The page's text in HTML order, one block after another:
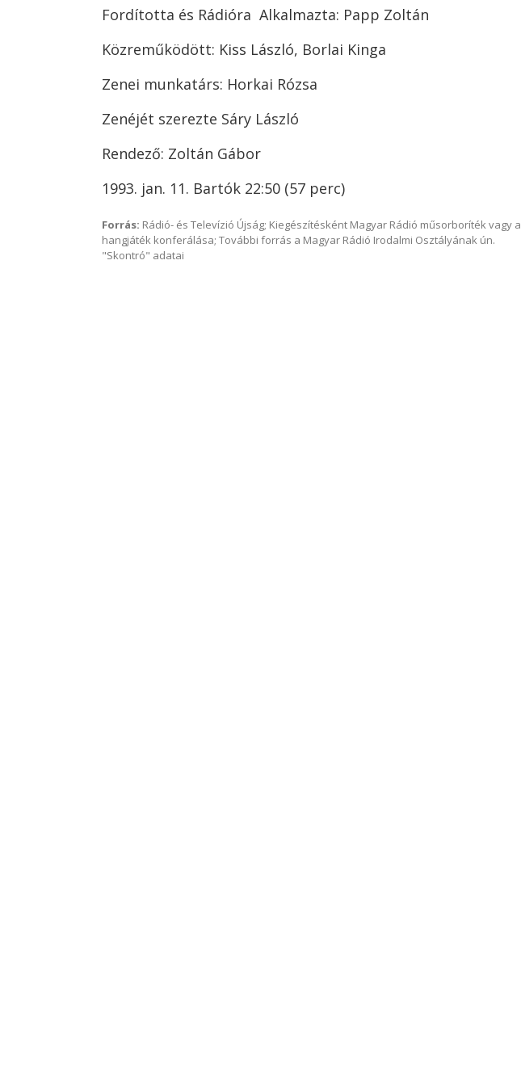
Fordította és Rádióra Alkalmazta: Papp Zoltán
Közreműködött: Kiss László, Borlai Kinga
Zenei munkatárs: Horkai Rózsa
Zenéjét szerezte Sáry László
Rendező: Zoltán Gábor
1993. jan. 11. Bartók 22:50 (57 perc)
Forrás: Rádió- és Televízió Újság; Kiegészítésként Magyar Rádió műsorboríték vagy a
hangjáték konferálása; További forrás a Magyar Rádió Irodalmi Osztályának ún.
"Skontró" adatai